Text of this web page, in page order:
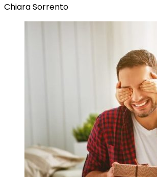
Chiara Sorrento